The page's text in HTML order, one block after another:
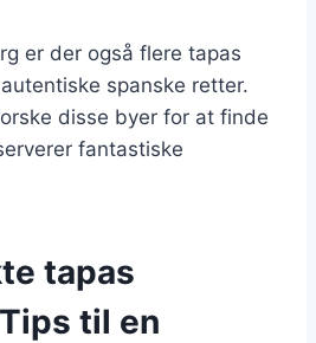
er der også flere tapas
spanske retter.
disse byer for at finde
fantastiske
tapas
til en